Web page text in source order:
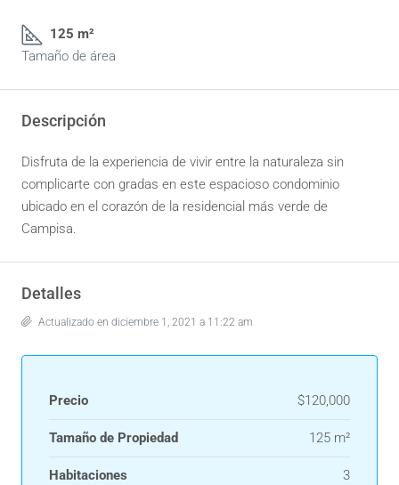
125 m²
Tamaño de área
Descripción
Disfruta de la experiencia de vivir entre la naturaleza sin
complicarte con gradas en este espacioso condominio
ubicado en el corazón de la residencial más verde de
Campisa.
Detalles
Actualizado en diciembre 1, 2021 a 11:22 am
Precio $120,000
Tamaño de Propiedad 125 m²
Habitaciones 3